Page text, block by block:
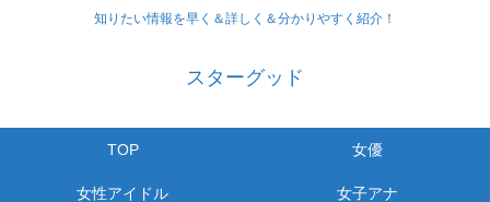
知りたい情報を早く＆詳しく＆分かりやすく紹介！
スターグッド
TOP 女優
女性アイドル 女子アナ